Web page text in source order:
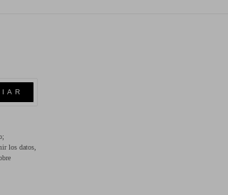
los datos,